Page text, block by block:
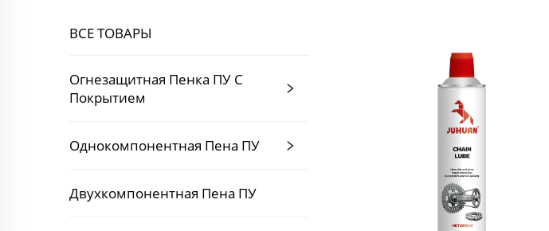
ВСЕ ТОВАРЫ
Огнезащитная Пенка ПУ С
Покрытием
Однокомпонентная Пена ПУ
Двухкомпонентная Пена ПУ